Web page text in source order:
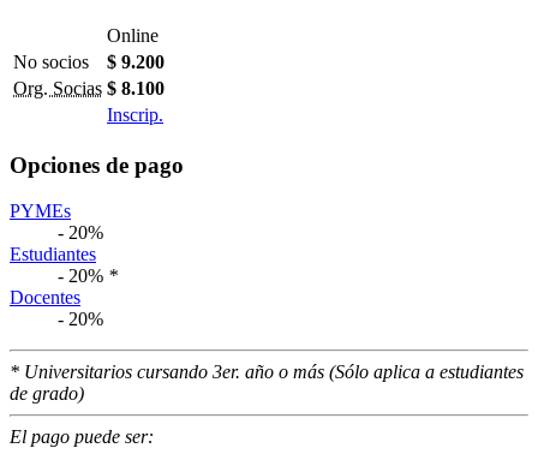
Online
No socios
$ 9.200
Org. Socias $ 8.100
Inscrip.
Opciones de pago
PYMEs
- 20%
Estudiantes
- 20% *
Docentes
- 20%
* Universitarios cursando 3er. año o más (Sólo aplica a estudiantes
de grado)
El pago puede ser: